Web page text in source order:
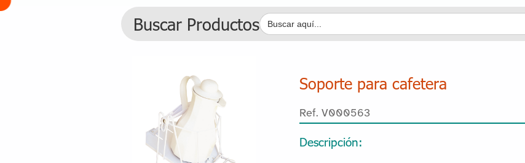
Buscar ProductosBuscar:
Soporte para cafetera
Ref. V000563
Descripción: